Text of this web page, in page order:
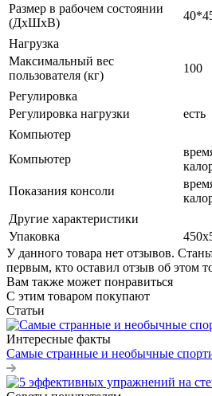
Размер в рабочем состоянии
(ДxШxВ)
Нагрузка
Максимальный вес
пользователя (кг)
100
Регулировка
Регулировка нагрузки
есть
Компьютер
Компьютер
Показания консоли
Другие характеристики
Упаковка
У данного товара нет отзывов.
первым, кто оставил отзыв об этом
Вам также может понравиться
С этим товаром покупают
Статьи
Интересные факты
Самые странные и необычные